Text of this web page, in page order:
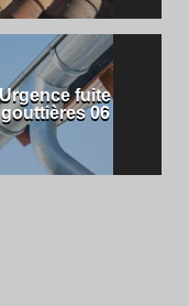
Urgence fuite
gouttières 06